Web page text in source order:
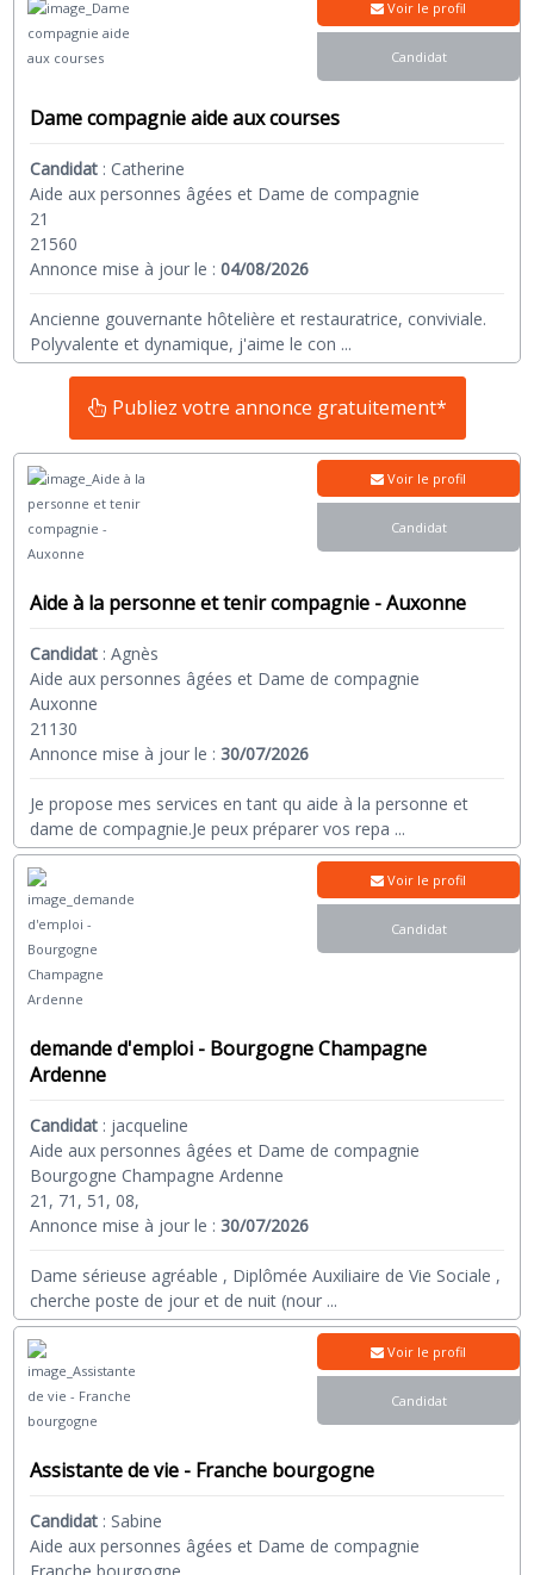
Dame compagnie aide aux courses
Candidat : Catherine
Aide aux personnes âgées et Dame de compagnie
21
21560
Annonce mise à jour le :04/08/2026
Ancienne gouvernante hôtelière et restauratrice, conviviale.
Polyvalente et dynamique, j'aime le con ...
Voir le profil
Candidat
Publiez votre annonce gratuitement*
Aide à la personne et tenir compagnie - Auxonne
Candidat :Agnès
Aide aux personnes âgées et Dame de compagnie
Auxonne
21130
Annonce mise à jour le :30/07/2026
Je propose mes services en tant qu aide à la personne et
dame de compagnie.Je peux préparer vos repa ...
Voir le profil
Candidat
demande d'emploi - Bourgogne Champagne
Ardenne
Candidat : jacqueline
Aide aux personnes âgées et Dame de compagnie
Bourgogne Champagne Ardenne
21, 71, 51, 08,
Annonce mise à jour le :30/07/2026
Dame sérieuse agréable , Diplômée Auxiliaire de Vie Sociale ,
cherche poste de jour et de nuit (nour ...
Voir le profil
Candidat
Assistante de vie - Franche bourgogne
Candidat : Sabine
Aide aux personnes âgées et Dame de compagnie
Voir le profil
Candidat